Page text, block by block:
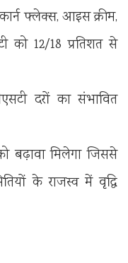
फ्लेक्स, आइस क्रीम,
को 12/18 प्रतिशत से
दरों का संभावित
बढ़ावा मिलेगा जिससे
के राजस्व में वृद्धि